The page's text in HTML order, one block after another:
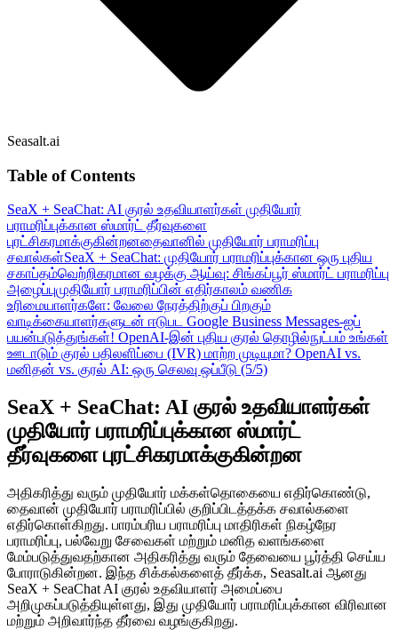
Seasalt.ai
Table of Contents
SeaX + SeaChat: AI குரல் உதவியாளர்கள் முதியோர்
பராமரிப்புக்கான ஸ்மார்ட் தீர்வுகளை
புரட்சிகரமாக்குகின்றனதைவானில் முதியோர் பராமரிப்பு
சவால்கள்SeaX + SeaChat: முதியோர் பராமரிப்புக்கான ஒரு புதிய
சகாப்தம்வெற்றிகரமான வழக்கு ஆய்வு: சிங்கப்பூர் ஸ்மார்ட் பராமரிப்பு
அழைப்புமுதியோர் பராமரிப்பின் எதிர்காலம் வணிக
உரிமையாளர்களே: வேலை நேரத்திற்குப் பிறகும்
வாடிக்கையாளர்களுடன் ஈடுபட Google Business Messages-ஐப்
பயன்படுத்துங்கள்! OpenAI-இன் புதிய குரல் தொழில்நுட்பம் உங்கள்
ஊடாடும் குரல் பதிலளிப்பை (IVR) மாற்ற முடியுமா? OpenAI vs.
மனிதன் vs. குரல் AI: ஒரு செலவு ஒப்பீடு (5/5)
SeaX + SeaChat: AI குரல் உதவியாளர்கள்
முதியோர் பராமரிப்புக்கான ஸ்மார்ட்
தீர்வுகளை புரட்சிகரமாக்குகின்றன
அதிகரித்து வரும் முதியோர் மக்கள்தொகையை எதிர்கொண்டு,
தைவான் முதியோர் பராமரிப்பில் குறிப்பிடத்தக்க சவால்களை
எதிர்கொள்கிறது. பாரம்பரிய பராமரிப்பு மாதிரிகள் நிகழ்நேர
பராமரிப்பு, பல்வேறு சேவைகள் மற்றும் மனித வளங்களை
மேம்படுத்துவதற்கான அதிகரித்து வரும் தேவையை பூர்த்தி செய்ய
போராடுகின்றன. இந்த சிக்கல்களைத் தீர்க்க, Seasalt.ai ஆனது
SeaX + SeaChat AI குரல் உதவியாளர் அமைப்பை
அறிமுகப்படுத்தியுள்ளது, இது முதியோர் பராமரிப்புக்கான விரிவான
மற்றும் அறிவார்ந்த தீர்வை வழங்குகிறது.